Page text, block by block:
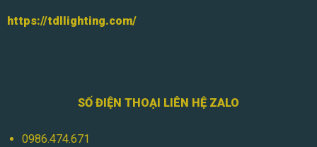
https://tdllighting.com/
SỐ ĐIỆN THOẠI LIÊN HỆ ZALO
0986.474.671